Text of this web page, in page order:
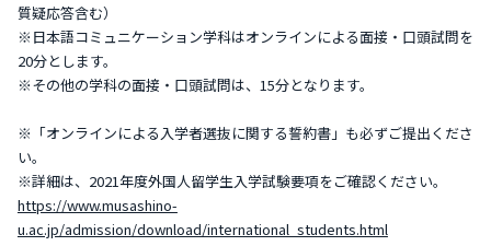
質疑応答含む）
※日本語コミュニケーション学科はオンラインによる面接・口頭試問を
20分とします。
※その他の学科の面接・口頭試問は、15分となります。
※「オンラインによる入学者選抜に関する誓約書」も必ずご提出くださ
い。
※詳細は、2021年度外国人留学生入学試験要項をご確認ください。
https://www.musashino-
u.ac.jp/admission/download/international_students.html